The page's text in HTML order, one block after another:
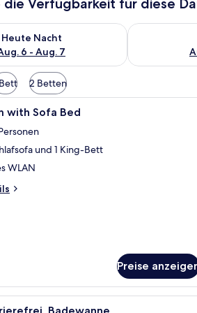
Heute Nacht
6 - Aug. 7
Verfügbarkeit für heute Nacht, Aug. 6
Überprüfe
2 Betten
Hochwertige Bettwaren,
with Sofa Bed
und 1 King-Bett
WLAN
Preise
Ein Hotelzimmer mit zwei
Badewanne